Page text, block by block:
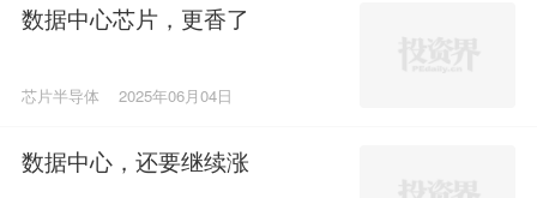
数据中心芯片，更香了
芯片半导体 2025年06月04日
数据中心，还要继续涨